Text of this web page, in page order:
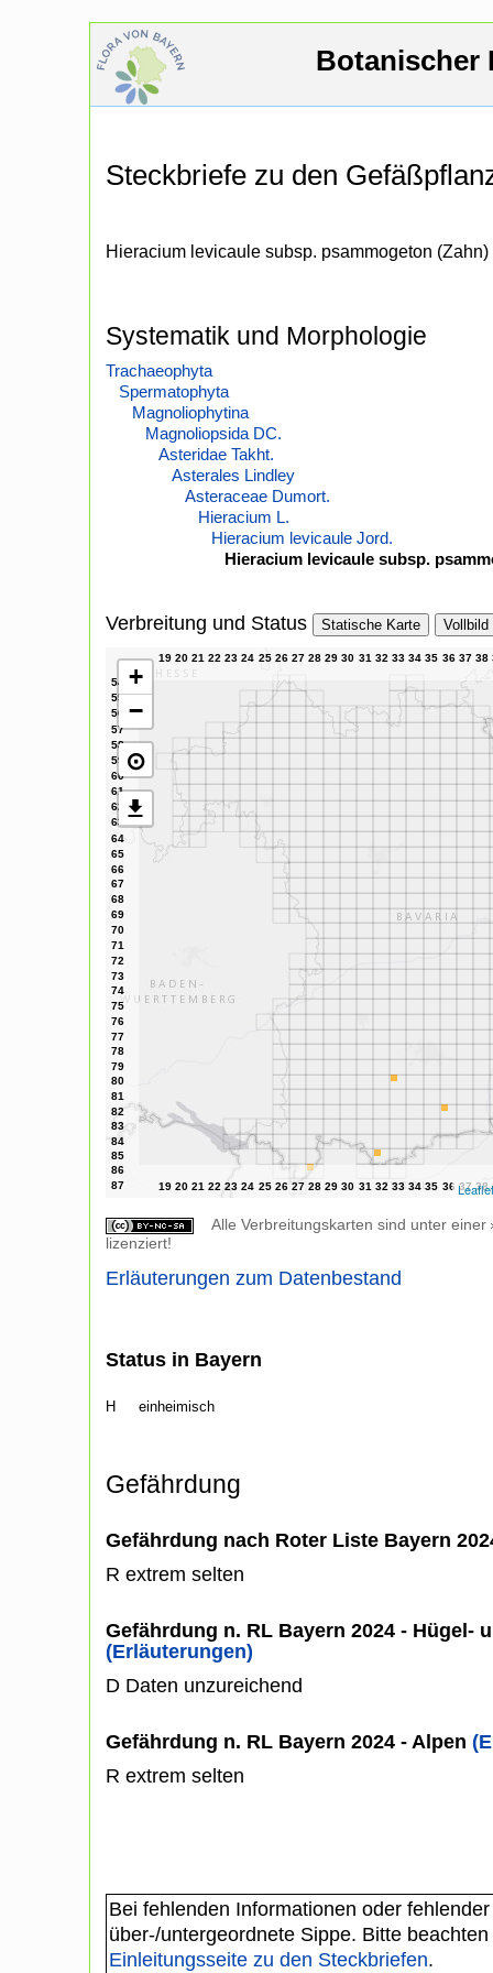
Botanischer
Steckbriefe zu den
Hieracium levicaule subsp. psammogeton (Zahn)
Systematik und Morphologie
Trachaeophyta
Spermatophyta
Magnoliophytina
Magnoliopsida DC.
Asteridae Takht.
Asterales Lindley
Asteraceae Dumort.
Hieracium L.
Hieracium levicaule Jord.
Hieracium levicaule subsp.
Verbreitung und Status Statische Karte Vollbild
+
−
⊙
Leaflet
Alle Verbreitungskarten sind unter einer
lizenziert!
Erläuterungen zum Datenbestand
Status in Bayern
H einheimisch
Gefährdung
Gefährdung nach Roter Liste Bayern
R extrem selten
Gefährdung n. RL Bayern 2024 - Hügel-
(Erläuterungen)
D Daten unzureichend
Gefährdung n. RL Bayern 2024 - Alpen
R extrem selten
Bei fehlenden Informationen oder
über-/untergeordnete Sippe. Bitte
Einleitungsseite zu den Steckbriefen.